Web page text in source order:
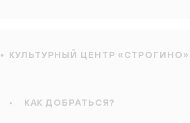
КУЛЬТУРНЫЙ ЦЕНТР «СТРОГИНО»
• КАК ДОБРАТЬСЯ?